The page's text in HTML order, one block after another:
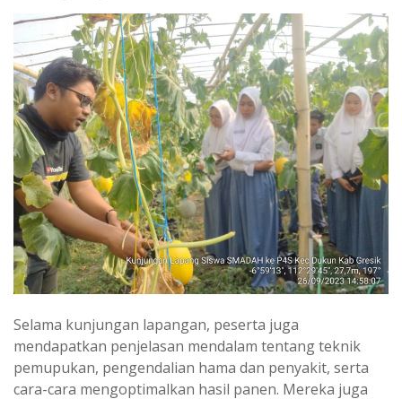
Selama kunjungan lapangan, peserta juga
mendapatkan penjelasan mendalam tentang teknik
pemupukan, pengendalian hama dan penyakit, serta
cara-cara mengoptimalkan hasil panen. Mereka juga